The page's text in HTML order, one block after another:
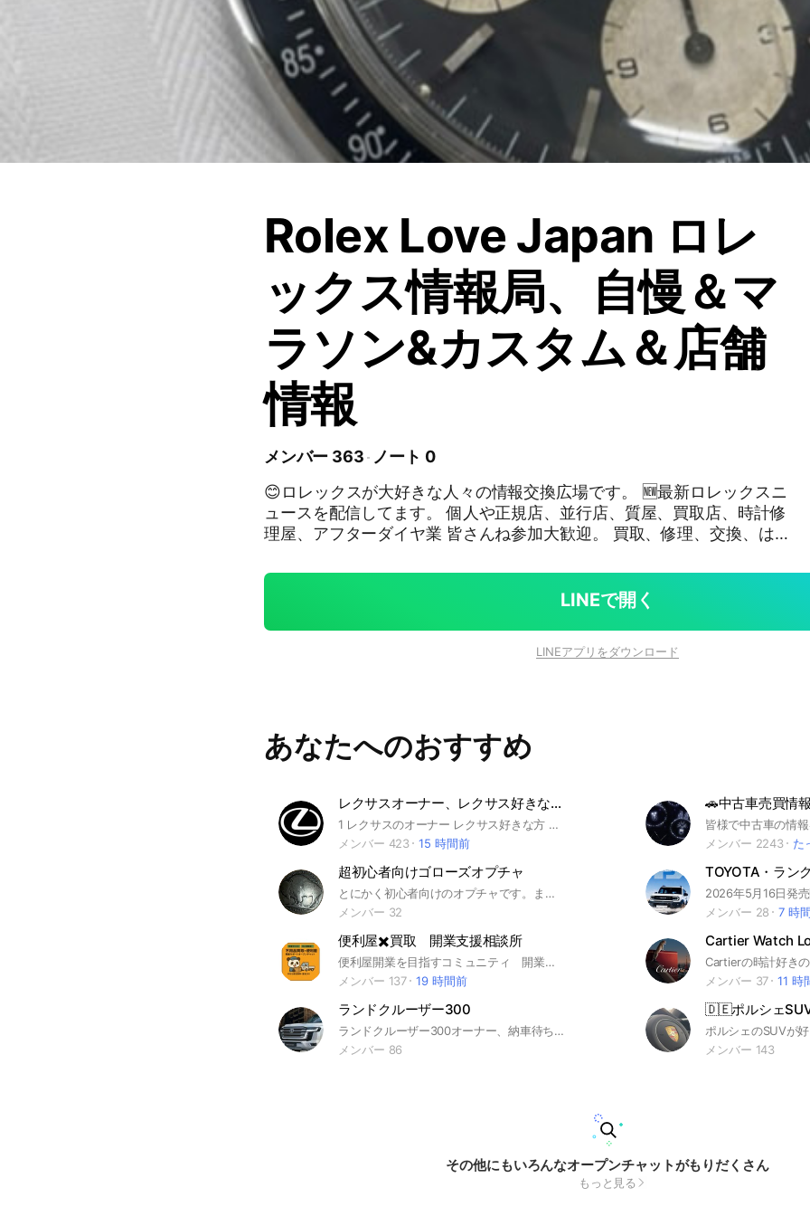
Rolex Love Japan ロレ
ックス情報局、自慢＆マ
ラソン&カスタム＆店舗
情報
メンバー 363
ノート 0
😊ロレックスが大好きな人々の情報交換広場です。 🆕最新ロレックスニ
ュースを配信してます。 個人や正規店、並行店、質屋、買取店、時計修
理屋、アフターダイヤ業 皆さんね参加大歓迎。 買取、修理、交換、は
人は個人なので買取は下記に委託しております。 # 管理人委託先売却に
関しては、 個人の場合は、身分証明書と銀行口座のコピーを添えて商品
第411080000983号 ******************************* LINEでの個人情
報は気をつけて❣️ #Rolex #ロレックス #デイトナ #ヨットスター #サブ
LINEで開く
LINEアプリをダウンロード
あなたへのおすすめ
レクサスオーナー、レクサス好きな人集まれ〜
1 レクサスのオーナー レクサス好きな方 納車待ち 過去に乗っていた 華族が持っている 将来買いたい など参加条件は好きであることが一番です！ 2 風紀やモラル、マナーを乱す行為、暴言や誹謗中傷などはおやめください。 3 参加しましたら、ひとこと挨拶をください。(返信できない場合有) 4 ノートに詳細を書いてありますので最初にご覧ください。 5 何か質問などありましたらチャットオーナーにメンションでお願いします。 6 基本的には発言自由なので車のこと、その他車種のことや関係のないグルメや旅行など発言はジャンルなど問いません。 7 他の宣伝や自身のビジネス宣伝など関係ない事はおやめください。 オフ会に関してはご自身が参加されるのであればある程度は許容範囲としますが、頻繁はNGです。
メンバー 423
15 時間前
🚗中古車売買情
皆様で中古車の情
メンバー 2243
た
超初心者向けゴローズオプチャ
とにかく初心者向けのオプチャです。まだ入店履歴のない方も是非！#goros #ゴローズ
メンバー 32
メンバー 28 7 時
便利屋✖️買取 開業支援相談所
便利屋開業を目指すコミュニティ 開業済みの方のアドバイスやアルバイトで経験を積んで便利屋開業を目指しましょう。ベテラン便利屋さんは人材育成、将来のパートナーと協業できるようにアドバイス頂けますと幸いです。 便利屋さんとシナジー効果の高い買取業や物販、不動産業を掛け合わせることで、更に大きな事業を作っております。 そのような情報交換もできればと思います。
メンバー 137
19 時間前
Cartier Watch
メンバー 37 11 時
ランドクルーザー300
ランドクルーザー300オーナー、納車待ちの人たちの情報交換のためのオプチャです。 管理人は納車済みです。オーナーの方は勿論、ランクル好きの方、いろいろと情報交換したいと思いオプチャ作成しました。どうぞお気軽にご参加ください。 #ランクル300 #ランドクルーザー300 #新型ランドクルーザー #ランクル好き #randcruiser
メンバー 86
🇩🇪ポルシェ
メンバー 143
その他にもいろんなオープンチャットがもりだくさん
もっと見る